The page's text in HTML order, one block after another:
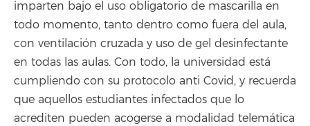
imparten bajo el uso obligatorio de mascarilla en
todo momento, tanto dentro como fuera del aula,
con ventilación cruzada y uso de gel desinfectante
en todas las aulas. Con todo, la universidad está
cumpliendo con su protocolo anti Covid, y recuerda
que aquellos estudiantes infectados que lo
acrediten pueden acogerse a modalidad telemática